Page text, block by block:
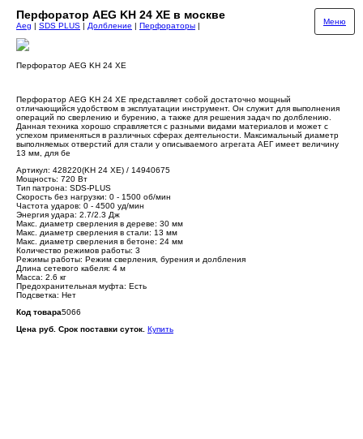
Перфоратор AEG KH 24 XE в москве
Меню
Aeg | SDS PLUS | Долбление | Перфораторы |
Перфоратор AEG KH 24 XE
Перфоратор AEG KH 24 XE представляет собой достаточно мощный
отличающийся удобством в эксплуатации инструмент. Он служит для выполнения
операций по сверлению и бурению, а также для решения задач по долблению.
Данная техника хорошо справляется с разными видами материалов и может с
успехом применяться в различных сферах деятельности. Максимальный диаметр
выполняемых отверстий для стали у описываемого агрегата АЕГ имеет величину
13 мм, для бе
Артикул: 428220(KH 24 XE) / 14940675
Мощность: 720 Вт
Тип патрона: SDS-PLUS
Скорость без нагрузки: 0 - 1500 об/мин
Частота ударов: 0 - 4500 уд/мин
Энергия удара: 2.7/2.3 Дж
Макс. диаметр сверления в дереве: 30 мм
Макс. диаметр сверления в стали: 13 мм
Макс. диаметр сверления в бетоне: 24 мм
Количество режимов работы: 3
Режимы работы: Режим сверления, бурения и долбления
Длина сетевого кабеля: 4 м
Масса: 2.6 кг
Предохранительная муфта: Есть
Подсветка: Нет
Код товара5066
Цена руб. Срок поставки суток. Купить